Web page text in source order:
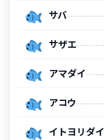
サバ
サザエ
アマダイ
アコウ
イトヨリダイ